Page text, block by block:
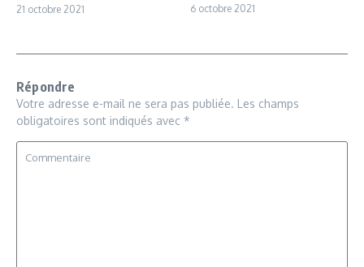
21 octobre 2021 6 octobre 2021
Répondre
Votre adresse e-mail ne sera pas publiée. Les champs
obligatoires sont indiqués avec *